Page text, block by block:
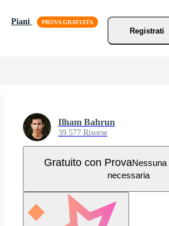
Piani
Registrati
Ilham Bahrun
39.577 Risorse
Gratuito con ProvaNessuna
necessaria